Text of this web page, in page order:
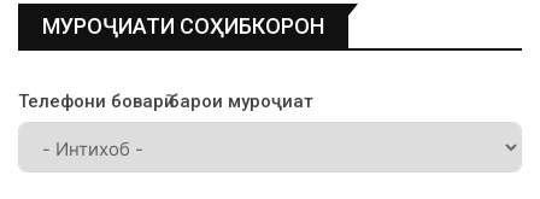
МУРОҶИАТИ СОҲИБКОРОН
Телефони боварӣ барои муроҷиат